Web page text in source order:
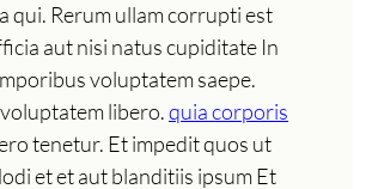
qui. Rerum ullam corrupti est
aut nisi natus cupiditate In
voluptatem saepe.
libero.quia corporis
tenetur. Et impedit quos ut
et et aut blanditiis ipsum Et